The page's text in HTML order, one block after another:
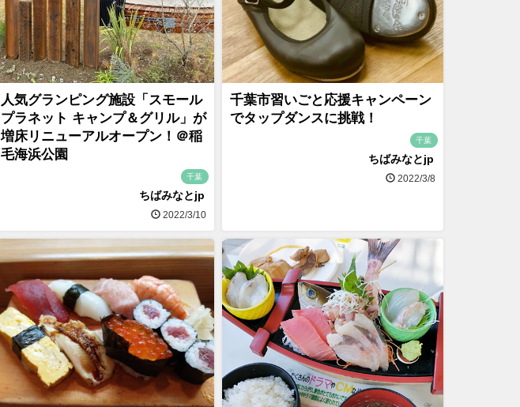
人気グランピング施設「スモール
プラネット キャンプ＆グリル」が
増床リニューアルオープン！＠稲
毛海浜公園
千葉
ちばみなとjp
2022/3/10
千葉市習いごと応援キャンペーン
でタップダンスに挑戦！
千葉
ちばみなとjp
2022/3/8